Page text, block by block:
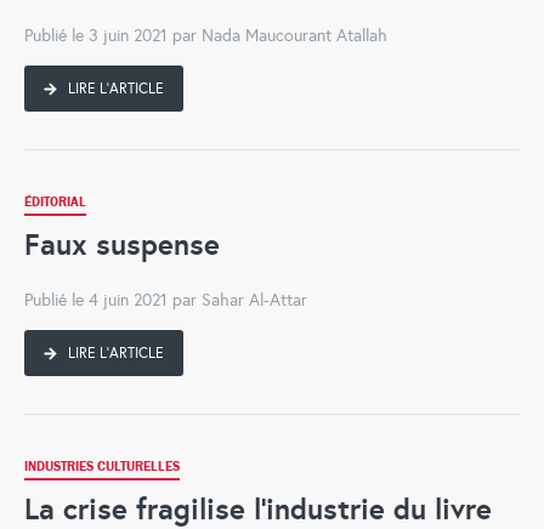
Publié le 3 juin 2021 par Nada Maucourant Atallah
LIRE L'ARTICLE
ÉDITORIAL
Faux suspense
Publié le 4 juin 2021 par Sahar Al-Attar
LIRE L'ARTICLE
INDUSTRIES CULTURELLES
La crise fragilise l’industrie du livre